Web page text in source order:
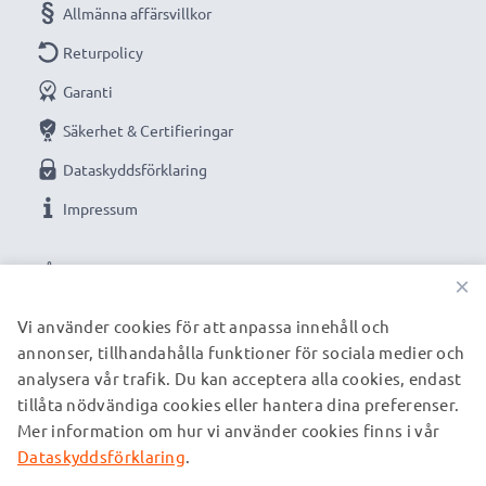
VÅRA BETALNINGSALTERNATIV
Allmänna affärsvillkor
Returpolicy
Garanti
Säkerhet & Certifieringar
Dataskyddsförklaring
Impressum
VÅRA FRAKTPARTNERS
© subtel.se 2026
Alla priser är inklusive moms och exklusive fraktkostnader.
×
Vi använder cookies för att anpassa innehåll och
annonser, tillhandahålla funktioner för sociala medier och
analysera vår trafik. Du kan acceptera alla cookies, endast
tillåta nödvändiga cookies eller hantera dina preferenser.
Mer information om hur vi använder cookies finns i vår
Dataskyddsförklaring.